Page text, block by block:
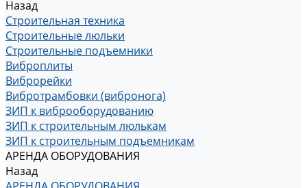
Назад
Строительная техника
Строительные люльки
Строительные подъемники
Виброплиты
Виброрейки
Вибротрамбовки (вибронога)
ЗИП к виброоборудованию
ЗИП к строительным люлькам
ЗИП к строительным подъемникам
АРЕНДА ОБОРУДОВАНИЯ
Назад